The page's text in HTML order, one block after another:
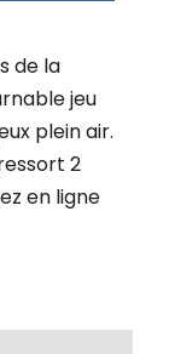
de la
jeu
plein air.
2
en ligne